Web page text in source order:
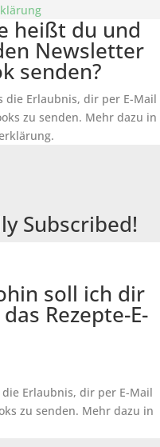
heißt du und
Newsletter
senden?
Erlaubnis, dir per E-Mail
zu senden. Mehr dazu in
Subscribed!
soll ich dir
Rezepte-E-
Erlaubnis, dir per E-Mail
zu senden. Mehr dazu in